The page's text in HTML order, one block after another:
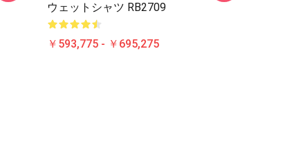
ウェットシャツ RB2709
￥593,775 - ￥695,275